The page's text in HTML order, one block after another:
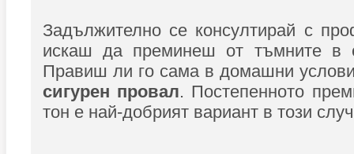
Задължително се консултирай с
искаш да преминеш от тъмните в
Правиш ли го сама в домашни
сигурен провал. Постепенното
тон е най-добрият вариант в този